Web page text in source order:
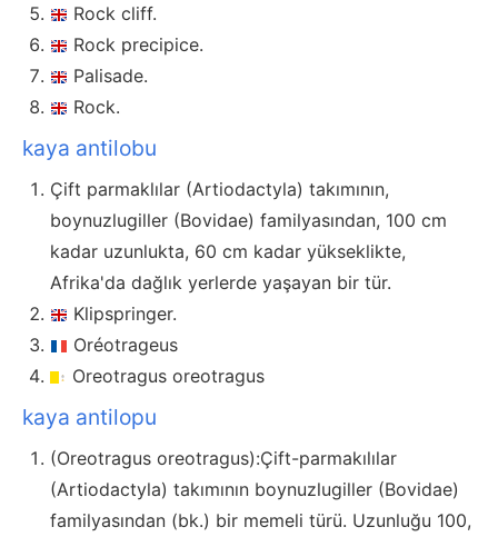
Rock cliff.
Rock precipice.
Palisade.
Rock.
kaya antilobu
Çift parmaklılar (Artiodactyla) takımının,
boynuzlugiller (Bovidae) familyasından, 100 cm
kadar uzunlukta, 60 cm kadar yükseklikte,
Afrika'da dağlık yerlerde yaşayan bir tür.
Klipspringer.
Oréotrageus
Oreotragus oreotragus
kaya antilopu
(Oreotragus oreotragus):Çift-parmakılılar
(Artiodactyla) takımının boynuzlugiller (Bovidae)
familyasından (bk.) bir memeli türü. Uzunluğu 100,